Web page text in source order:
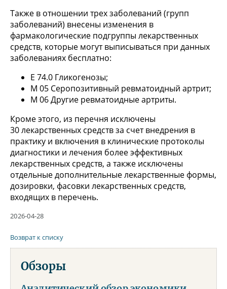
Также в отношении трех заболеваний (групп
заболеваний) внесены изменения в
фармакологические подгруппы лекарственных
средств, которые могут выписываться при данных
заболеваниях бесплатно:
Е 74.0 Гликогенозы;
М 05 Серопозитивный ревматоидный артрит;
М 06 Другие ревматоидные артриты.
Кроме этого, из перечня исключены
30 лекарственных средств за счет внедрения в
практику и включения в клинические протоколы
диагностики и лечения более эффективных
лекарственных средств, а также исключены
отдельные дополнительные лекарственные формы,
дозировки, фасовки лекарственных средств,
входящих в перечень.
2026-04-28
Возврат к списку
Обзоры